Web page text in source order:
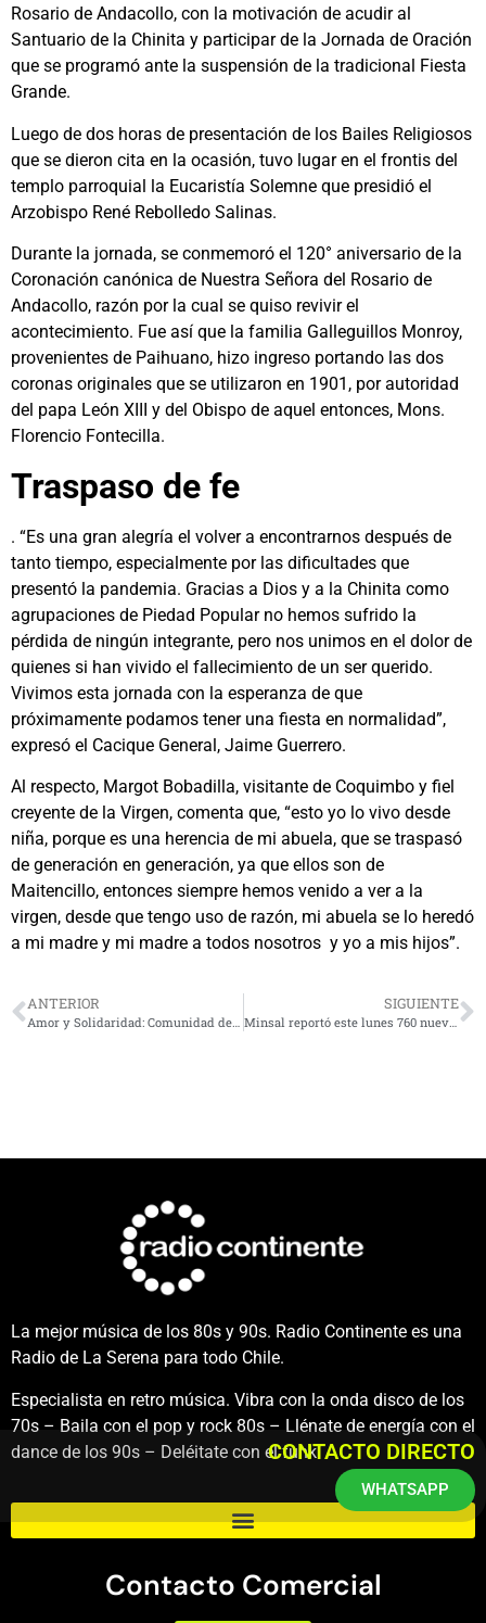
Rosario de Andacollo, con la motivación de acudir al
Santuario de la Chinita y participar de la Jornada de Oración
que se programó ante la suspensión de la tradicional Fiesta
Grande.
Luego de dos horas de presentación de los Bailes Religiosos
que se dieron cita en la ocasión, tuvo lugar en el frontis del
templo parroquial la Eucaristía Solemne que presidió el
Arzobispo René Rebolledo Salinas.
Durante la jornada, se conmemoró el 120° aniversario de la
Coronación canónica de Nuestra Señora del Rosario de
Andacollo, razón por la cual se quiso revivir el
acontecimiento. Fue así que la familia Galleguillos Monroy,
provenientes de Paihuano, hizo ingreso portando las dos
coronas originales que se utilizaron en 1901, por autoridad
del papa León XIII y del Obispo de aquel entonces, Mons.
Florencio Fontecilla.
Traspaso de fe
. “Es una gran alegría el volver a encontrarnos después de
tanto tiempo, especialmente por las dificultades que
presentó la pandemia. Gracias a Dios y a la Chinita como
agrupaciones de Piedad Popular no hemos sufrido la
pérdida de ningún integrante, pero nos unimos en el dolor de
quienes si han vivido el fallecimiento de un ser querido.
Vivimos esta jornada con la esperanza de que
próximamente podamos tener una fiesta en normalidad”,
expresó el Cacique General, Jaime Guerrero.
Al respecto, Margot Bobadilla, visitante de Coquimbo y fiel
creyente de la Virgen, comenta que, “esto yo lo vivo desde
niña, porque es una herencia de mi abuela, que se traspasó
de generación en generación, ya que ellos son de
Maitencillo, entonces siempre hemos venido a ver a la
virgen, desde que tengo uso de razón, mi abuela se lo heredó
a mi madre y mi madre a todos nosotros y yo a mis hijos”.
ANTERIOR
Amor y Solidaridad: Comunidad de Tuiteros y Rockeros destacan en campañas de Navidad
SIGUIENTE
Minsal reportó este lunes 760 nuevos contagios COVID con una fuerte caída del nivel de testeo
La mejor música de los 80s y 90s. Radio Continente es una
Radio de La Serena para todo Chile.
Especialista en retro música. Vibra con la onda disco de los
70s – Baila con el pop y rock 80s – Llénate de energía con el
dance de los 90s – Deléitate con el funk.
Contacto Comercial
CONTACTO DIRECTO
WHATSAPP